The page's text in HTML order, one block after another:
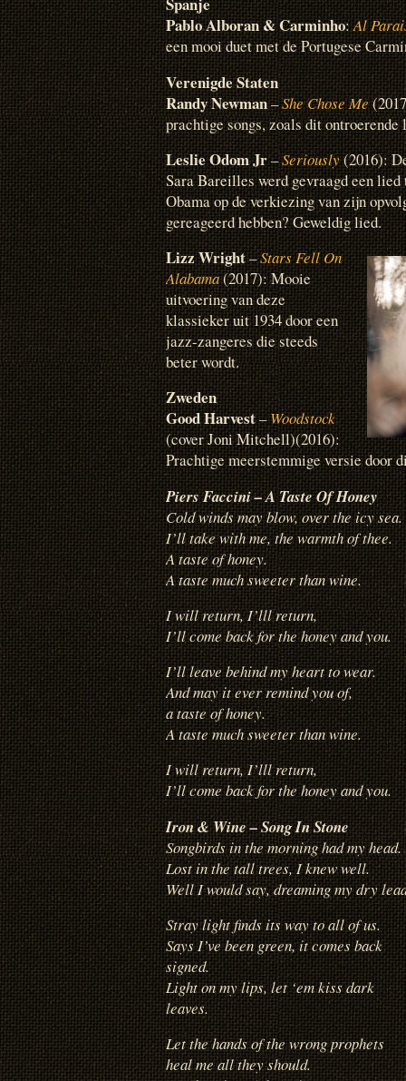
Pablo Alboran & Carminho:Al
een mooi duet met de Portugese
Verenigde Staten
Randy Newman–She Chose Me
prachtige songs, zoals dit
Leslie Odom Jr–Seriously(2016):
Sara Bareilles werd gevraagd een
Obama op de verkiezing van zijn
gereageerd hebben? Geweldig lied.
Lizz Wright–Stars Fell On
Alabama(2017): Mooie
uitvoering van deze
klassieker uit 1934 door een
jazz-zangeres die steeds
beter wordt.
Zweden
Good Harvest–Woodstock
(cover Joni Mitchell)(2016):
Prachtige meerstemmige versie door
Piers Faccini – A Taste Of Honey
Cold winds may blow, over the icy sea.
I’ll take with me, the warmth of thee.
A taste of honey.
A taste much sweeter than wine.
I will return, I’lll return,
I’ll come back for the honey and you.
I’ll leave behind my heart to wear.
And may it ever remind you of,
a taste of honey.
A taste much sweeter than wine.
I will return, I’lll return,
I’ll come back for the honey and you.
Iron & Wine – Song In Stone
Songbirds in the morning had my head.
Lost in the tall trees, I knew well.
Well I would say, dreaming my dry
Stray light finds its way to all of us.
Says I’ve been green, it comes back
signed.
Light on my lips, let ‘em kiss dark
leaves.
Let the hands of the wrong prophets
heal me all they should.